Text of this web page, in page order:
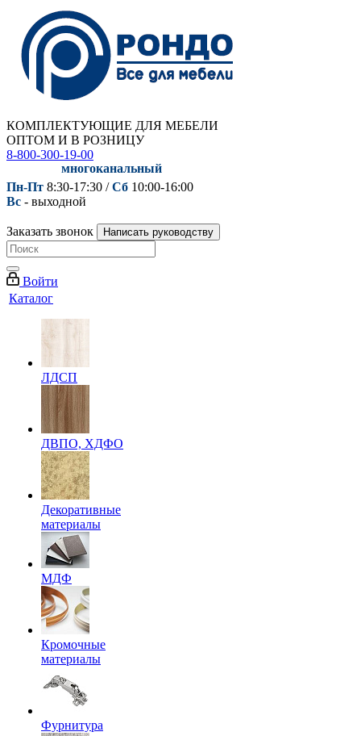
КОМПЛЕКТУЮЩИЕ ДЛЯ МЕБЕЛИ
ОПТОМ И В РОЗНИЦУ
8-800-300-19-00
многоканальный
Пн-Пт 8:30-17:30 /Сб 10:00-16:00
Вс - выходной
Заказать звонок Написать руководству
Войти
Каталог
ЛДСП
ДВПО, ХДФО
Декоративные
материалы
МДФ
Кромочные
материалы
Фурнитура